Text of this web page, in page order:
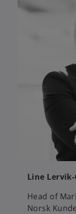
Line
Head of
Norsk